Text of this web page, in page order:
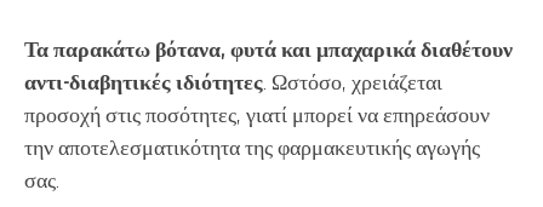
Τα παρακάτω βότανα, φυτά και μπαχαρικά διαθέτουν
αντι-διαβητικές ιδιότητες. Ωστόσο, χρειάζεται
προσοχή στις ποσότητες, γιατί μπορεί να επηρεάσουν
την αποτελεσματικότητα της φαρμακευτικής αγωγής
σας.